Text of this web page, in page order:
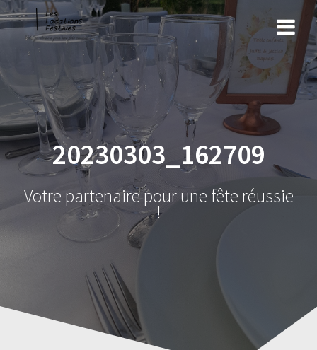
Skip
to
content
20230303_162709
Votre partenaire pour une fête réussie
!